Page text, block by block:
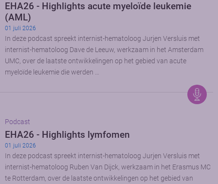
EHA26 - Highlights acute myeloïde leukemie
(AML)
01 juli 2026
In deze podcast spreekt internist-hematoloog Jurjen Versluis met
internist-hematoloog Dave de Leeuw, werkzaam in het Amsterdam
UMC, over de laatste ontwikkelingen op het gebied van acute
myeloïde leukemie die werden …
Podcast
EHA26 - Highlights lymfomen
01 juli 2026
In deze podcast spreekt internist-hematoloog Jurjen Versluis met
internist-hematoloog Ruben Van Dijck, werkzaam in het Erasmus MC
te Rotterdam, over de laatste ontwikkelingen op het gebied van